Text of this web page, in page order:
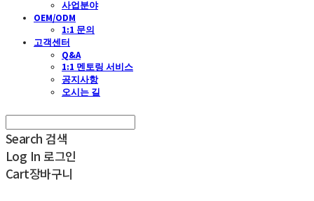
사업분야
OEM/ODM
1:1 문의
고객센터
Q&A
1:1 멘토링 서비스
공지사항
오시는 길
Search 검색
Log In 로그인
Cart장바구니